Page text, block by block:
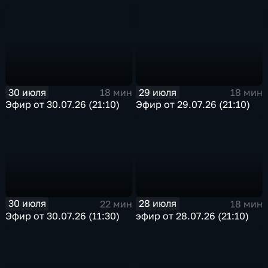
30 июля
18 мин
Эфир от 30.07.26 (21:10)
29 июля
18 мин
Эфир от 29.07.26 (21:10)
30 июля
22 мин
Эфир от 30.07.26 (11:30)
28 июля
18 мин
эфир от 28.07.26 (21:10)